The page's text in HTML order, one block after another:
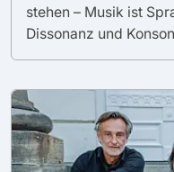
stehen – Musik ist
Dissonanz und